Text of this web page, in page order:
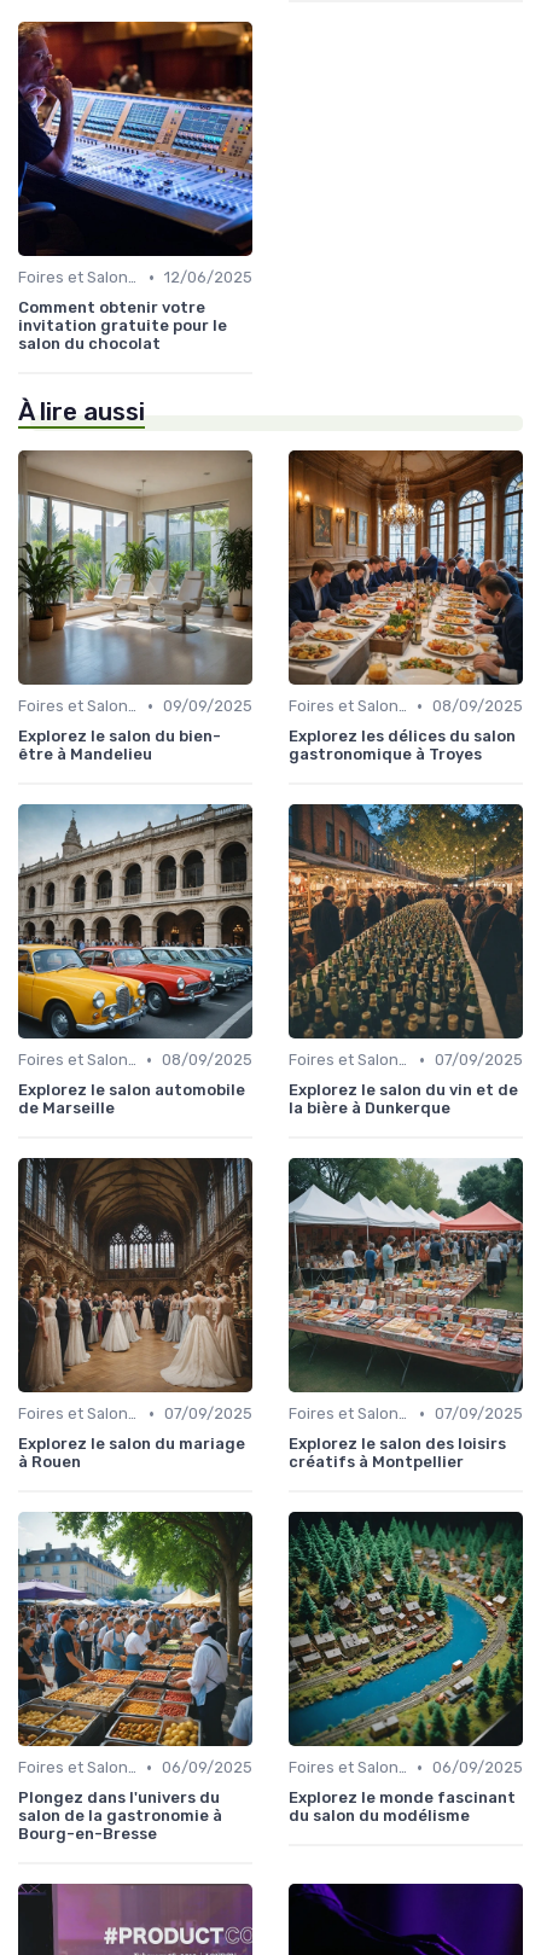
Foires et Salons Grand Public • 12/06/2025
Comment obtenir votre
invitation gratuite pour le
salon du chocolat
À lire aussi
Foires et Salons Grand Public • 09/09/2025
Explorez le salon du bien-
être à Mandelieu
Foires et Salons Grand Public • 08/09/2025
Explorez les délices du salon
gastronomique à Troyes
Foires et Salons Grand Public • 08/09/2025
Explorez le salon automobile
de Marseille
Foires et Salons Grand Public • 07/09/2025
Explorez le salon du vin et de
la bière à Dunkerque
Foires et Salons Grand Public • 07/09/2025
Explorez le salon du mariage
à Rouen
Foires et Salons Grand Public • 07/09/2025
Explorez le salon des loisirs
créatifs à Montpellier
Foires et Salons Grand Public • 06/09/2025
Plongez dans l'univers du
salon de la gastronomie à
Bourg-en-Bresse
Foires et Salons Grand Public • 06/09/2025
Explorez le monde fascinant
du salon du modélisme